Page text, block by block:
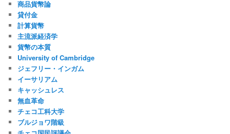
商品貨幣論
貸付金
計算貨幣
主流派経済学
貨幣の本質
University of Cambridge
ジェフリー・インガム
イーサリアム
キャッシュレス
無血革命
チェコ工科大学
ブルジョワ階級